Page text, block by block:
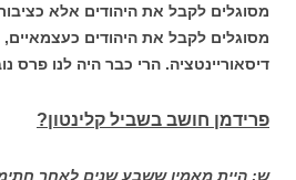
מסוגלים לקבל את היהודים אלא
מסוגלים לקבל את היהודים כעצמאיים,
דיסאוריינטציה. הרי כבר היה לנו פרס
פרידמן חושב בשביל קלינטון?
ש: היית מאמין ששבע שנים לאחר